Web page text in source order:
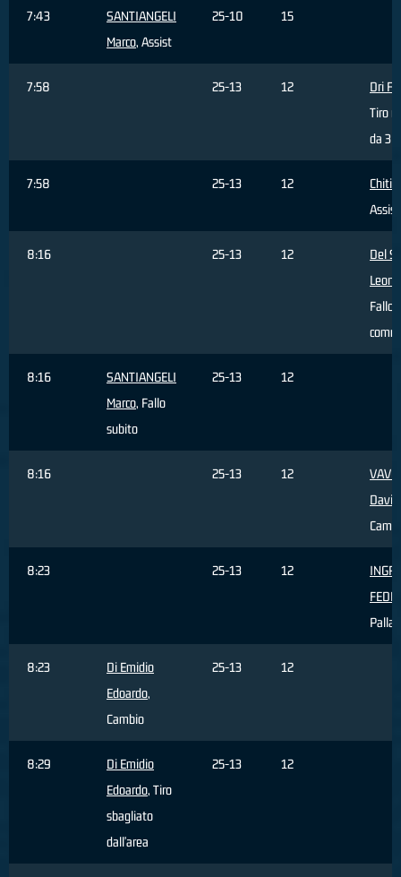
7:43
SANTIANGELI
Marco, Assist
25-10 15
7:58 25-13 12
Dri
Tiro
da 3
7:58 25-13 12
Chiti
Assist
8:16 25-13 12
Del
Fallo
8:16
SANTIANGELI
Marco, Fallo
subito
25-13 12
8:16 25-13 12
8:23 25-13 12
Palla
8:23
Di Emidio
Edoardo,
Cambio
25-13 12
8:29
Di Emidio
Edoardo, Tiro
sbagliato
dall'area
25-13 12